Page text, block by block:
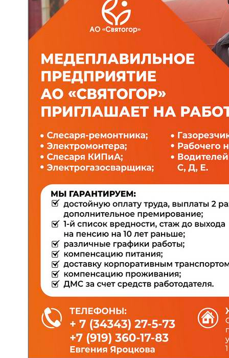
Личный кабинет
Управляйте объявлениями, отслеживайте
публикации и получайте сообщения
Войти или зарегистрироваться